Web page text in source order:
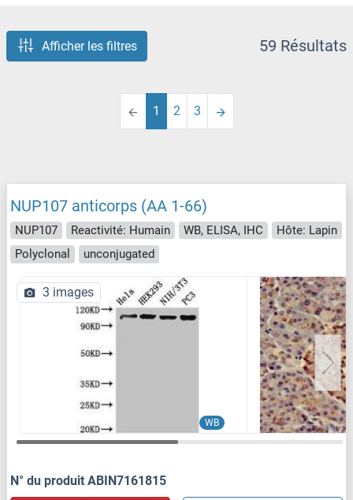
Afficher les filtres 59 Résultats
1 2 3
NUP107 anticorps (AA 1-66)
NUP107 Reactivité: Humain WB, ELISA, IHC
Hôte: Lapin
Polyclonal
unconjugated
WB
3 images
N° du produit ABIN7161815